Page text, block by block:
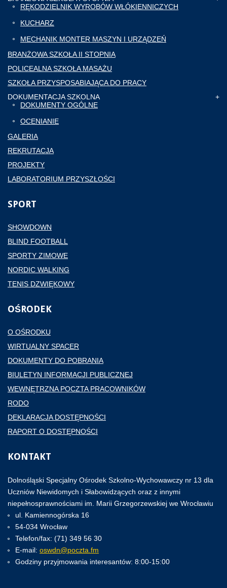
RĘKODZIELNIK WYROBÓW WŁÓKIENNICZYCH
KUCHARZ
MECHANIK MONTER MASZYN I URZĄDZEŃ
BRANŻOWA SZKOŁA II STOPNIA
POLICEALNA SZKOŁA MASAŻU
SZKOŁA PRZYSPOSABIAJĄCA DO PRACY
DOKUMENTACJA SZKOLNA
DOKUMENTY OGÓLNE
OCENIANIE
GALERIA
REKRUTACJA
PROJEKTY
LABORATORIUM PRZYSZŁOŚCI
SPORT
SHOWDOWN
BLIND FOOTBALL
SPORTY ZIMOWE
NORDIC WALKING
TENIS DZWIĘKOWY
OŚRODEK
O OŚRODKU
WIRTUALNY SPACER
DOKUMENTY DO POBRANIA
BIULETYN INFORMACJI PUBLICZNEJ
WEWNĘTRZNA POCZTA PRACOWNIKÓW
RODO
DEKLARACJA DOSTĘPNOŚCI
RAPORT O DOSTĘPNOŚCI
KONTAKT
Dolnośląski Specjalny Ośrodek Szkolno-Wychowawczy nr 13 dla
Uczniów Niewidomych i Słabowidzących oraz z innymi
niepełnosprawnościami im. Marii Grzegorzewskiej we Wrocławiu
ul. Kamiennogórska 16
54-034 Wrocław
Telefon/fax: (71) 349 56 30
E-mail: oswdn@poczta.fm
Godziny przyjmowania interesantów: 8:00-15:00